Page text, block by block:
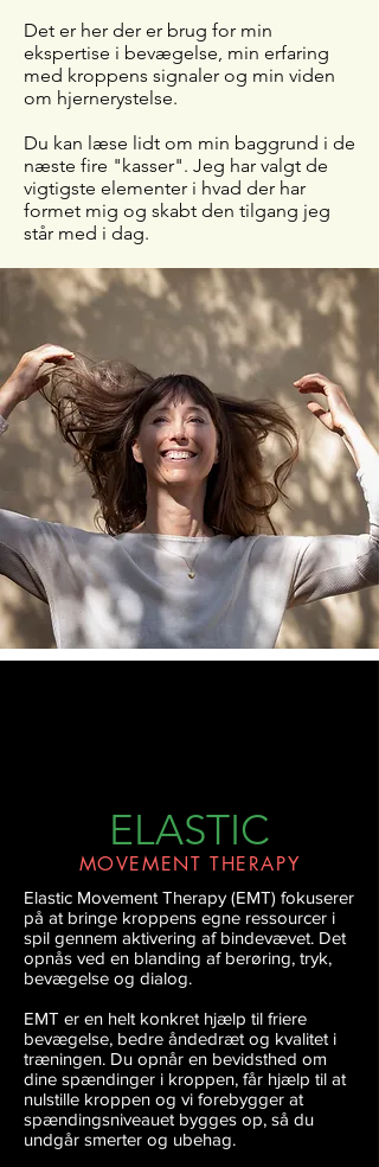
Det er her der er brug for min
ekspertise i bevægelse, min erfaring
med kroppens signaler og min viden
om hjernerystelse.
Du kan læse lidt om min baggrund i de
næste fire "kasser". Jeg har valgt de
vigtigste elementer i hvad der har
formet mig og skabt den tilgang jeg
står med i dag.
ELASTIC
MOVEMENT THERAPY
Elastic Movement Therapy (EMT) fokuserer
på at bringe kroppens egne ressourcer i
spil gennem aktivering af bindevævet. Det
opnås ved en blanding af berøring, tryk,
bevægelse og dialog.
EMT er en helt konkret hjælp til friere
bevægelse, bedre åndedræt og kvalitet i
træningen. Du opnår en bevidsthed om
dine spændinger i kroppen, får hjælp til at
nulstille kroppen og vi forebygger at
spændingsniveauet bygges op, så du
undgår smerter og ubehag.